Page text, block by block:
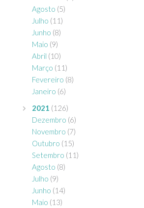
Agosto (5)
Julho (11)
Junho (8)
Maio (9)
Abril (10)
Março (11)
Fevereiro (8)
Janeiro (6)
2021 (126)
Dezembro (6)
Novembro (7)
Outubro (15)
Setembro (11)
Agosto (8)
Julho (9)
Junho (14)
Maio (13)